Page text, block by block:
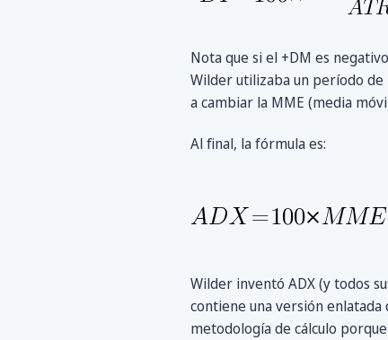
Nota que si el +DM es
Wilder utilizaba un período
a cambiar la MME (media
Al final, la fórmula es:
Wilder inventó ADX (y todos
contiene una versión
metodología de cálculo